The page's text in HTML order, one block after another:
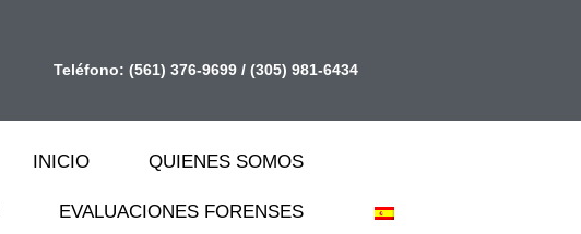
Teléfono: (561) 376-9699 / (305) 981-6434
INICIO QUIENES SOMOS
EVALUACIONES FORENSES